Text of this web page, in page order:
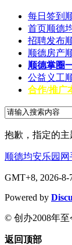
每日签到
首页顺德
招聘发布
顺德房产
顺德掌圈
公益义工
合作/推广
抱歉，指定的
顺德均安乐园网
GMT+8, 2026-8-
Powered by
© 创办2008年至
返回顶部